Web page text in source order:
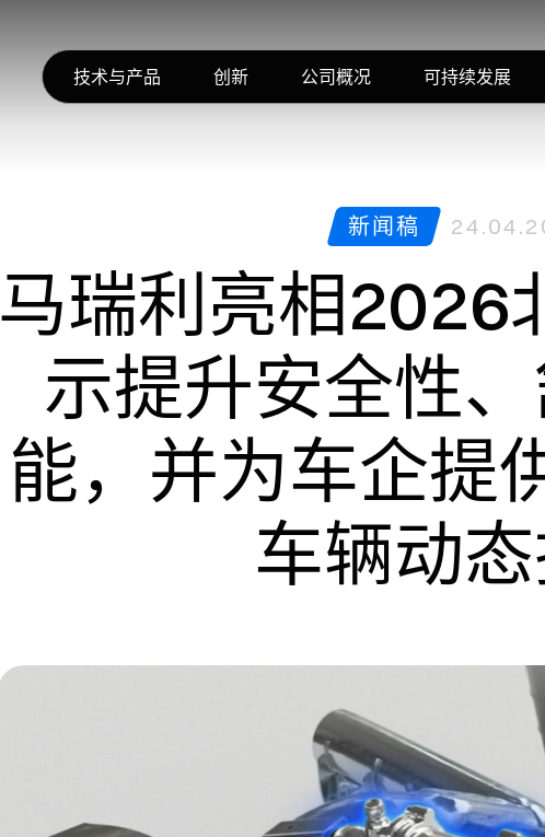
技术与产品 创新 公司概况 可持续发展
新闻稿
马瑞利亮相2026
示提升安全性
能，并为车企提
车辆动